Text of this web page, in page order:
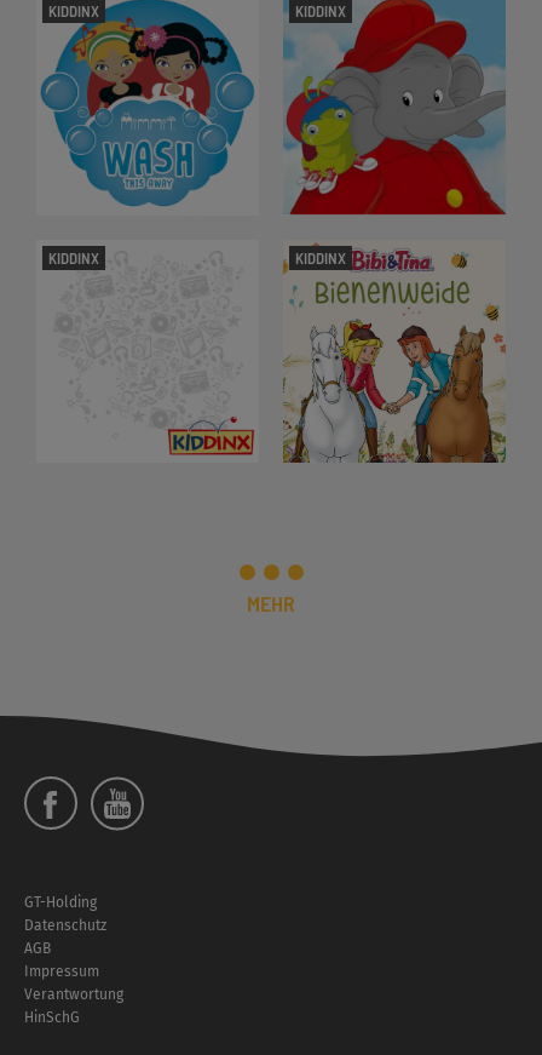
KIDDINX KIDDINX
KIDDINX KIDDINX
MEHR
Social
Menü
Footer
Menü
GT-Holding
Datenschutz
AGB
Impressum
Verantwortung
HinSchG